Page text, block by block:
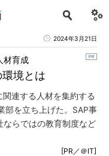
2024年3月21日
境とは
材育成
連する人材を集約する
部を立ち上げた。SAP事
らではの教育制度など
[PR／＠IT]